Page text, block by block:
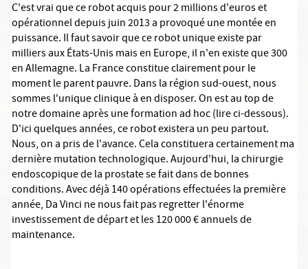
C'est vrai que ce robot acquis pour 2 millions d'euros et
opérationnel depuis juin 2013 a provoqué une montée en
puissance. Il faut savoir que ce robot unique existe par
milliers aux États-Unis mais en Europe, il n'en existe que 300
en Allemagne. La France constitue clairement pour le
moment le parent pauvre. Dans la région sud-ouest, nous
sommes l'unique clinique à en disposer. On est au top de
notre domaine après une formation ad hoc (lire ci-dessous).
D'ici quelques années, ce robot existera un peu partout.
Nous, on a pris de l'avance. Cela constituera certainement ma
dernière mutation technologique. Aujourd'hui, la chirurgie
endoscopique de la prostate se fait dans de bonnes
conditions. Avec déjà 140 opérations effectuées la première
année, Da Vinci ne nous fait pas regretter l'énorme
investissement de départ et les 120 000 € annuels de
maintenance.